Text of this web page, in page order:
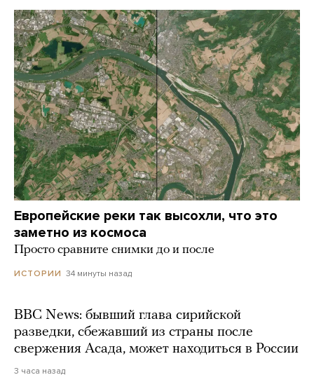
Европейские реки так высохли, что это
заметно из космоса
Просто сравните снимки до и после
ИСТОРИИ 34 минуты назад
BBC News: бывший глава сирийской
разведки, сбежавший из страны после
свержения Асада, может находиться в России
3 часа назад